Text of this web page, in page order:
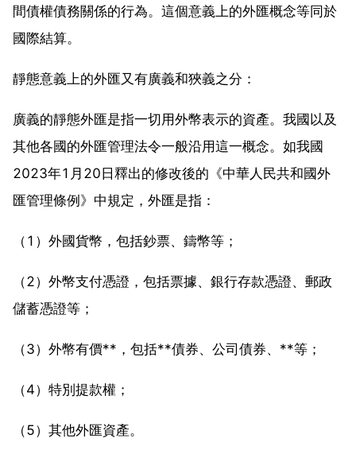
間債權債務關係的行為。這個意義上的外匯概念等同於
國際結算。
靜態意義上的外匯又有廣義和狹義之分：
廣義的靜態外匯是指一切用外幣表示的資產。我國以及
其他各國的外匯管理法令一般沿用這一概念。如我國
2023年1月20日釋出的修改後的《中華人民共和國外
匯管理條例》中規定，外匯是指：
（1）外國貨幣，包括鈔票、鑄幣等；
（2）外幣支付憑證，包括票據、銀行存款憑證、郵政
儲蓄憑證等；
（3）外幣有價**，包括**債券、公司債券、**等；
（4）特別提款權；
（5）其他外匯資產。